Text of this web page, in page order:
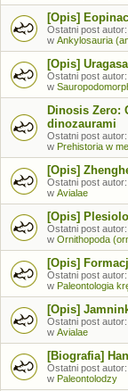
[Opis]
Ostatni post autor:
w Ankylosauria
[Opis]
Ostatni post autor:
w
Dinosis Zero:
dinozaurami
Ostatni post autor:
w Prehistoria w
[Opis]
Ostatni post autor:
w Avialae
[Opis]
Ostatni post autor:
w Ornithopoda
[Opis]
Ostatni post autor:
w Paleontologia
[Opis]
Ostatni post autor:
w Avialae
[Biografia]
Ostatni post autor:
w Paleontolodzy